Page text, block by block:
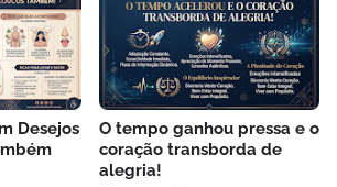
Desejos
O tempo ganhou pressa e o
coração transborda de
alegria!